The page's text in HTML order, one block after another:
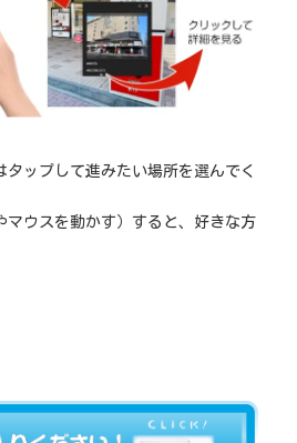
ップして進みたい場所を選んでく
マウスを動かす）すると、好きな方